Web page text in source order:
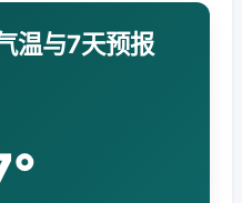
温与7天预报